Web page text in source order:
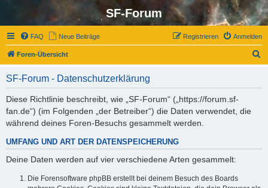
SF-Forum
FAQ Neue Beiträge Anmelden
Registrieren
Foren-Übersicht
SF-Forum - Datenschutzerklärung
Diese Richtlinie beschreibt, wie „SF-Forum“ („https://forum.sf-
fan.de“) (im Folgenden „der Betreiber“) die Daten verwendet, die
während deines Foren-Besuchs gesammelt werden.
UMFANG UND ART DER DATENSPEICHERUNG
Deine Daten werden auf vier verschiedene Arten gesammelt:
Die Forensoftware phpBB erstellt bei deinem Besuch des Boards